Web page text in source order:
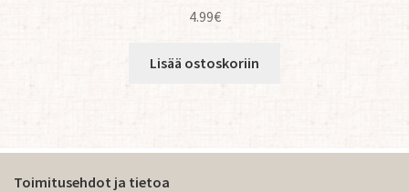
4.99€
Lisää ostoskoriin
Toimitusehdot ja tietoa